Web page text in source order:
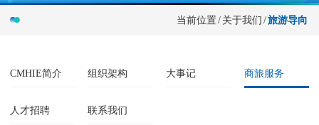
当前位置/关于我们 /旅游导向
CMHIE简介 组织架构 大事记 商旅服务
人才招聘 联系我们